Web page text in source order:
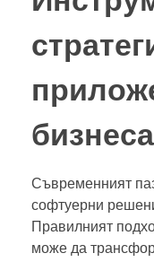
бизнеса
Съвременният
софтуерни
Правилният
може да